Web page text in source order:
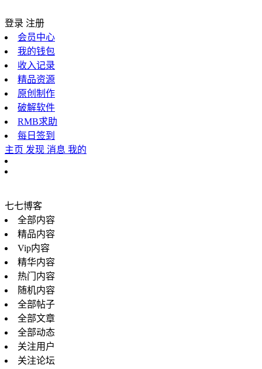
登录 注册
会员中心
我的钱包
收入记录
精品资源
原创制作
破解软件
RMB求助
每日签到
主页 发现 消息 我的
七七博客
全部内容
精品内容
Vip内容
精华内容
热门内容
随机内容
全部帖子
全部文章
全部动态
关注用户
关注论坛